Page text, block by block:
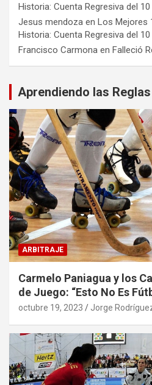
Historia: Cuenta Regresiva del 10
Jesus mendoza en Los Mejores
Historia: Cuenta Regresiva del 10
Francisco Carmona en Falleció
Aprendiendo las
ARBITRAJE
Carmelo Paniagua y los
de Juego: “Esto No Es
octubre 19, 2023 Jorge